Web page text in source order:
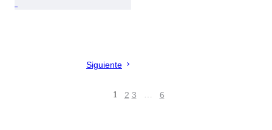
Siguiente
1 2 3 … 6